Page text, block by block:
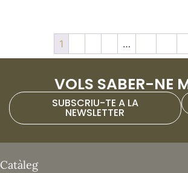
1 …
VOLS SABER-NE
SUBSCRIU-TE A LA
NEWSLETTER
Catàleg